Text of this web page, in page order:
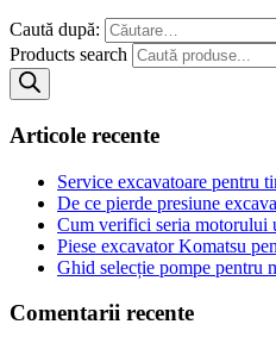
Caută după:
Products search
Articole recente
Service excavatoare pentru
De ce pierde presiune
Cum verifici seria motorului
Piese excavator Komatsu
Ghid selecție pompe pentru
Comentarii recente